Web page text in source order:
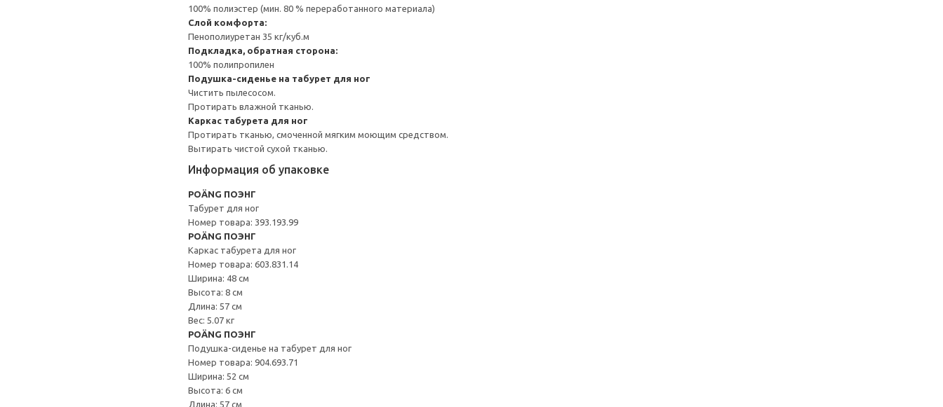
100% полиэстер (мин. 80 % переработанного материала)
Слой комфорта:
Пенополиуретан 35 кг/куб.м
Подкладка, обратная сторона:
100% полипропилен
Подушка-сиденье на табурет для ног
Чистить пылесосом.
Протирать влажной тканью.
Каркас табурета для ног
Протирать тканью, смоченной мягким моющим средством.
Вытирать чистой сухой тканью.
Информация об упаковке
POÄNG ПОЭНГ
Табурет для ног
Номер товара: 393.193.99
POÄNG ПОЭНГ
Каркас табурета для ног
Номер товара: 603.831.14
Ширина: 48 см
Высота: 8 см
Длина: 57 см
Вес: 5.07 кг
POÄNG ПОЭНГ
Подушка-сиденье на табурет для ног
Номер товара: 904.693.71
Ширина: 52 см
Высота: 6 см
Длина: 57 см